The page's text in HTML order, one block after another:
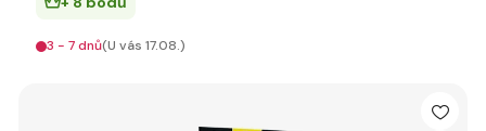
3 - 7 dnů(U vás 17.08.)